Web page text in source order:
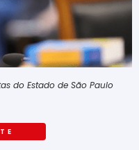
do Estado de São Paulo